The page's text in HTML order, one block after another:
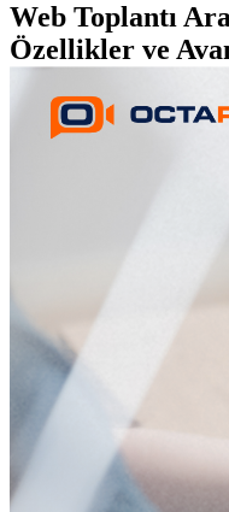
Web Toplantı
Özellikler ve